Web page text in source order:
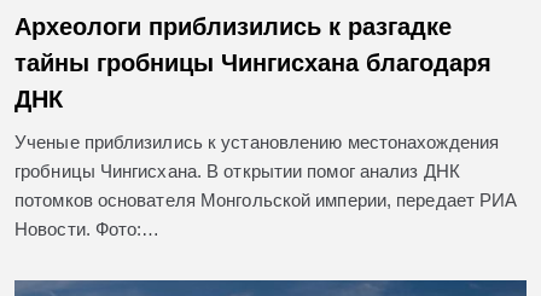
Археологи приблизились к разгадке
тайны гробницы Чингисхана благодаря
ДНК
Ученые приблизились к установлению местонахождения
гробницы Чингисхана. В открытии помог анализ ДНК
потомков основателя Монгольской империи, передает РИА
Новости. Фото:…